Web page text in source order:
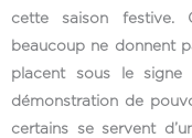
cette saison festive.
beaucoup ne donnent
placent sous le
démonstration de
certains se servent